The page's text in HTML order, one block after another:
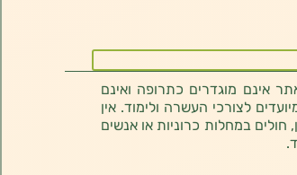
אינם מוגדרים כתרופה ואינם
לצורכי העשרה ולימוד. אין
במחלות כרוניות או אנשים